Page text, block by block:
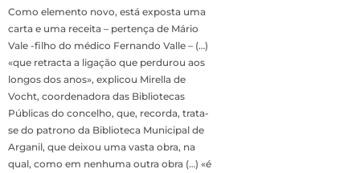
Como elemento novo, está exposta uma
carta e uma receita – pertença de Mário
Vale -filho do médico Fernando Valle – (…)
«que retracta a ligação que perdurou aos
longos dos anos», explicou Mirella de
Vocht, coordenadora das Bibliotecas
Públicas do concelho, que, recorda, trata-
se do patrono da Biblioteca Municipal de
Arganil, que deixou uma vasta obra, na
qual, como em nenhuma outra obra (…) «é